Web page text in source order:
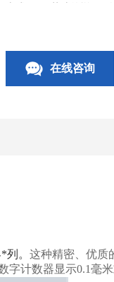
米或0.005英寸的增量，
在线咨询
。 这种精密、优质
计数器显示0.1毫米